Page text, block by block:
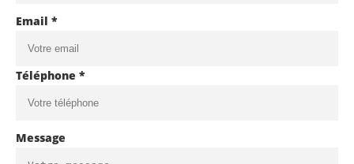
Email *
Téléphone *
Message